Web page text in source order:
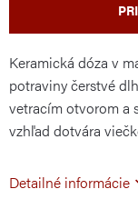
Keramická dóza v
potraviny čerstvé
vetracím otvorom a
vzhľad dotvára
Detailné informácie